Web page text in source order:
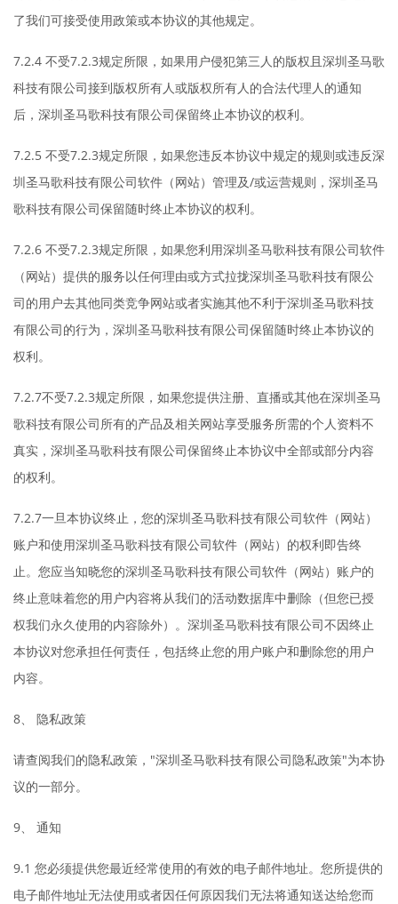
了我们可接受使用政策或本协议的其他规定。
7.2.4 不受7.2.3规定所限，如果用户侵犯第三人的版权且深圳圣马歌
科技有限公司接到版权所有人或版权所有人的合法代理人的通知
后，深圳圣马歌科技有限公司保留终止本协议的权利。
7.2.5 不受7.2.3规定所限，如果您违反本协议中规定的规则或违反深
圳圣马歌科技有限公司软件（网站）管理及/或运营规则，深圳圣马
歌科技有限公司保留随时终止本协议的权利。
7.2.6 不受7.2.3规定所限，如果您利用深圳圣马歌科技有限公司软件
（网站）提供的服务以任何理由或方式拉拢深圳圣马歌科技有限公
司的用户去其他同类竞争网站或者实施其他不利于深圳圣马歌科技
有限公司的行为，深圳圣马歌科技有限公司保留随时终止本协议的
权利。
7.2.7不受7.2.3规定所限，如果您提供注册、直播或其他在深圳圣马
歌科技有限公司所有的产品及相关网站享受服务所需的个人资料不
真实，深圳圣马歌科技有限公司保留终止本协议中全部或部分内容
的权利。
7.2.7一旦本协议终止，您的深圳圣马歌科技有限公司软件（网站）
账户和使用深圳圣马歌科技有限公司软件（网站）的权利即告终
止。您应当知晓您的深圳圣马歌科技有限公司软件（网站）账户的
终止意味着您的用户内容将从我们的活动数据库中删除（但您已授
权我们永久使用的内容除外）。深圳圣马歌科技有限公司不因终止
本协议对您承担任何责任，包括终止您的用户账户和删除您的用户
内容。
8、 隐私政策
请查阅我们的隐私政策，"深圳圣马歌科技有限公司隐私政策"为本协
议的一部分。
9、 通知
9.1 您必须提供您最近经常使用的有效的电子邮件地址。您所提供的
电子邮件地址无法使用或者因任何原因我们无法将通知送达给您而